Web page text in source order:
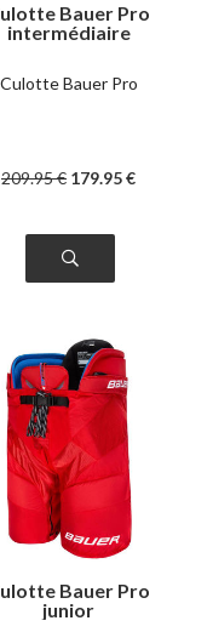
Bauer Pro
intermédiaire
Culotte Bauer Pro
209.95€ 179.95€
Bauer Pro
junior